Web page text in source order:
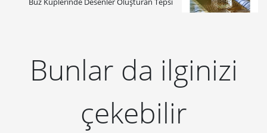
Bunlar da ilginizi
çekebilir